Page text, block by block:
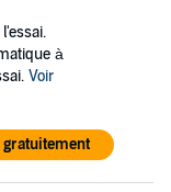
à
Voir
gratuitement